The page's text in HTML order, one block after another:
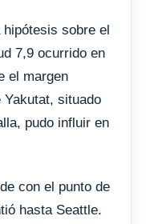
sobre el
7,9 ocurrido en
el margen
Yakutat, situado
pudo influir en
con el punto de
hasta Seattle.